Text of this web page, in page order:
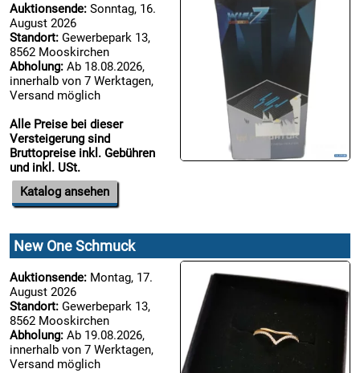
Auktionsende: Sonntag, 16.
August 2026
Standort: Gewerbepark 13,
8562 Mooskirchen
Abholung: Ab 18.08.2026,
innerhalb von 7 Werktagen,
Versand möglich
Alle Preise bei dieser
Versteigerung sind
Bruttopreise inkl. Gebühren
und inkl. USt.
Katalog ansehen
New One Schmuck
Auktionsende: Montag, 17.
August 2026
Standort: Gewerbepark 13,
8562 Mooskirchen
Abholung: Ab 19.08.2026,
innerhalb von 7 Werktagen,
Versand möglich